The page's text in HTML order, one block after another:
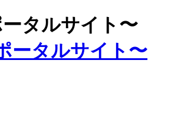
タルサイト〜